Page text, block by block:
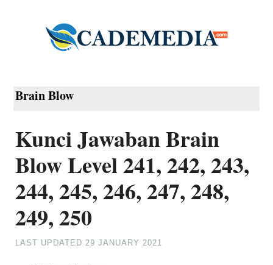
Brain Blow
Kunci Jawaban Brain
Blow Level 241, 242, 243,
244, 245, 246, 247, 248,
249, 250
LAST UPDATED 29 JANUARY 2021